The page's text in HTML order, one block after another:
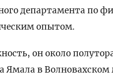
департамента по
опытом.
он около
Ямала в